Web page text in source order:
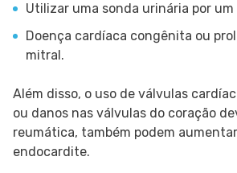
Utilizar uma sonda urinária por um
Doença cardíaca congênita ou
mitral.
Além disso, o uso de válvulas
ou danos nas válvulas do coração
reumática, também podem
endocardite.